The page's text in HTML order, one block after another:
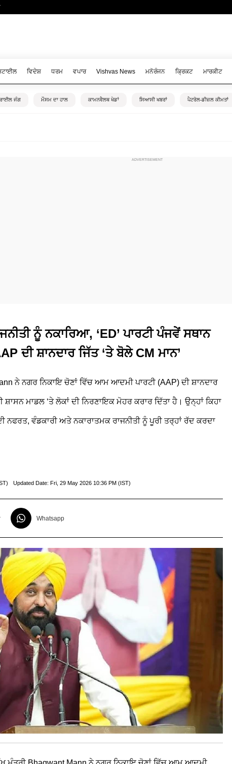
ਵਿਦੇਸ਼ ਧਰਮ ਵਪਾਰ Vishvas News ਮਨੋਰੰਜਨ ਕ੍ਰਿਕਟ ਮਾਰਕੀਟ
ਜੰਗ ਮੌਸਮ ਦਾ ਹਾਲ ਕਾਮਨਵੈਲਥ ਖੇਡਾਂ ਸਿਆਸੀ ਖਬਰਾਂ ਪੈਟਰੋਲ-ਡੀਜ਼ਲ ਕੀਮਤਾਂ
ਨੂੰ ਨਕਾਰਿਆ, ‘ED’ ਪਾਰਟੀ ਪੰਜਵੇਂ ਸਥਾਨ
ਦੀ ਸ਼ਾਨਦਾਰ ਜਿੱਤ ‘ਤੇ ਬੋਲੇ CM ਮਾਨ’
ਨੇ ਨਗਰ ਨਿਕਾਇ ਚੋਣਾਂ ਵਿੱਚ ਆਮ ਆਦਮੀ ਪਾਰਟੀ (AAP) ਦੀ ਸ਼ਾਨਦਾਰ
ਸ਼ਾਸਨ ਮਾਡਲ ‘ਤੇ ਲੋਕਾਂ ਦੀ ਨਿਰਣਾਇਕ ਮੋਹਰ ਕਰਾਰ ਦਿੱਤਾ ਹੈ। ਉਨ੍ਹਾਂ ਕਿਹਾ
ਨਫਰਤ, ਵੰਡਕਾਰੀ ਅਤੇ ਨਕਾਰਾਤਮਕ ਰਾਜਨੀਤੀ ਨੂੰ ਪੂਰੀ ਤਰ੍ਹਾਂ ਰੱਦ ਕਰਦਾ
Updated Date: Fri, 29 May 2026 10:36 PM (IST)
Whatsapp